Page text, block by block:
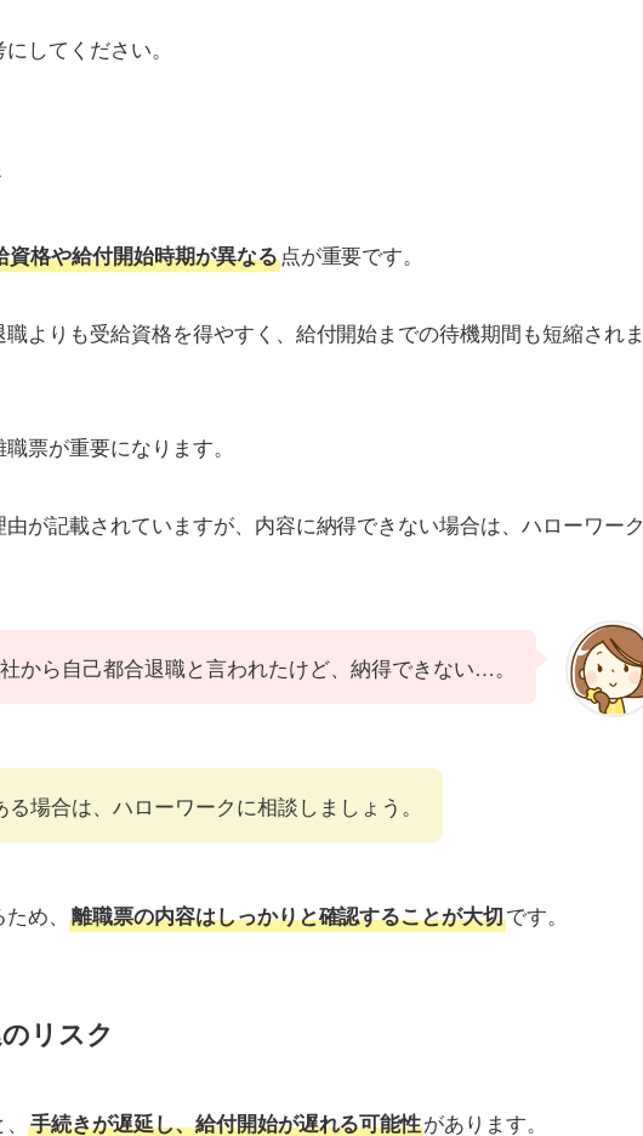
してください。
資格や給付開始時期が異なる点が重要です。
よりも受給資格を得やすく、給付開始までの待機期間も短縮されま
票が重要になります。
が記載されていますが、内容に納得できない場合は、ハローワーク
から自己都合退職と言われたけど、納得できない…。
場合は、ハローワークに相談しましょう。
め、 離職票の内容はしっかりと確認することが大切です。
リスク
手続きが遅延し、給付開始が遅れる可能性があります。